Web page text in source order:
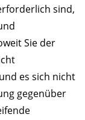
sind,
Sie der
es sich nicht
gegenüber